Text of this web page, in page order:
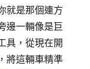
就是那個連方
邊一輛像是巨
具，從現在開
將這輛車精準